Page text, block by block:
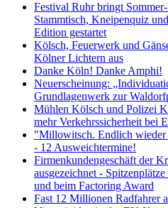
Festival Ruhr bringt
Stammtisch, Kneipenquiz
Edition gestartet
Kölsch, Feuerwerk und
Kölner Lichtern aus
Danke Köln! Danke Amphi!
Neuerscheinung:
Grundlagenwerk zur
Mühlen Kölsch und Polizei
mehr Verkehrssicherheit bei
"Millowitsch. Endlich wieder
- 12 Ausweichtermine!
Firmenkundengeschäft der
ausgezeichnet -
und beim Factoring Award
Fast 12 Millionen Radfahrer